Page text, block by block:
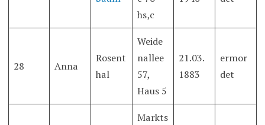
hs,c
28 Anna
Rosent
hal
Weide
nallee
57,
Haus 5
21.03.
1883
ermor
det
Markts